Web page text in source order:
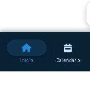
Inicio Calendario